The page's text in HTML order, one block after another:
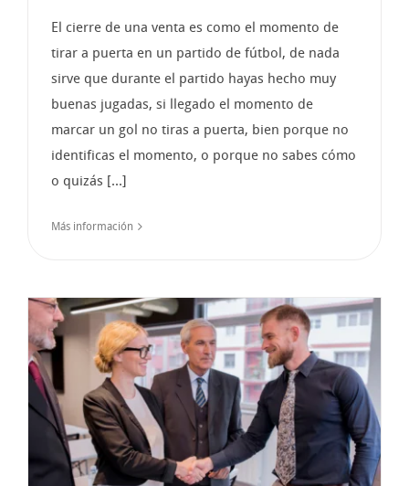
El cierre de una venta es como el momento de
tirar a puerta en un partido de fútbol, de nada
sirve que durante el partido hayas hecho muy
buenas jugadas, si llegado el momento de
marcar un gol no tiras a puerta, bien porque no
identificas el momento, o porque no sabes cómo
o quizás [...]
Más información